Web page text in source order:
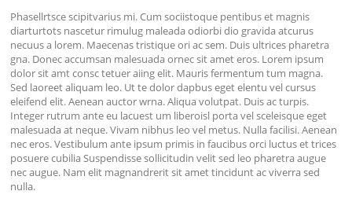
Phasellrtsce scipitvarius mi. Cum sociistoque pentibus et magnis
diarturtots nascetur rimulug maleada odiorbi dio gravida atcurus
necuus a lorem. Maecenas tristique ori ac sem. Duis ultrices pharetra
gna. Donec accumsan malesuada ornec sit amet eros. Lorem ipsum
dolor sit amt consc tetuer aiing elit. Mauris fermentum tum magna.
Sed laoreet aliquam leo. Ut te dolor dapbus eget elentu vel cursus
eleifend elit. Aenean auctor wrna. Aliqua volutpat. Duis ac turpis.
Integer rutrum ante eu lacuest um liberoisl porta vel sceleisque eget
malesuada at neque. Vivam nibhus leo vel metus. Nulla facilisi. Aenean
nec eros. Vestibulum ante ipsum primis in faucibus orci luctus et trices
posuere cubilia Suspendisse sollicitudin velit sed leo pharetra augue
nec augue. Nam elit magnandrerit sit amet tincidunt ac viverra sed
nulla.